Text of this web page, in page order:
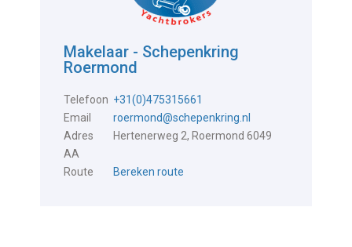
Makelaar - Schepenkring
Roermond
Telefoon +31(0)475315661
Email
roermond@schepenkring.nl
Adres
Hertenerweg 2, Roermond 6049
AA
Route
Bereken route